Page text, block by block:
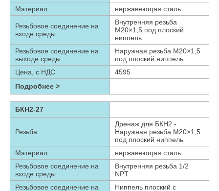
Материал
нержавеющая сталь
Резьбовое соединение на
входе среды
Внутренняя резьба
М20×1,5 под плоский
ниппель
Резьбовое соединение на
выходе среды
Наружная резьба М20×1,5
под плоский ниппель
Цена, с НДС
4595
Подробнее >
БКН2-27
Резьба
Дренаж для БКН2 -
Наружная резьба М20×1,5
под плоский ниппель
Материал
нержавеющая сталь
Резьбовое соединение на
входе среды
Внутренняя резьба 1/2
NPT
Резьбовое соединение на
Ниппель плоский с